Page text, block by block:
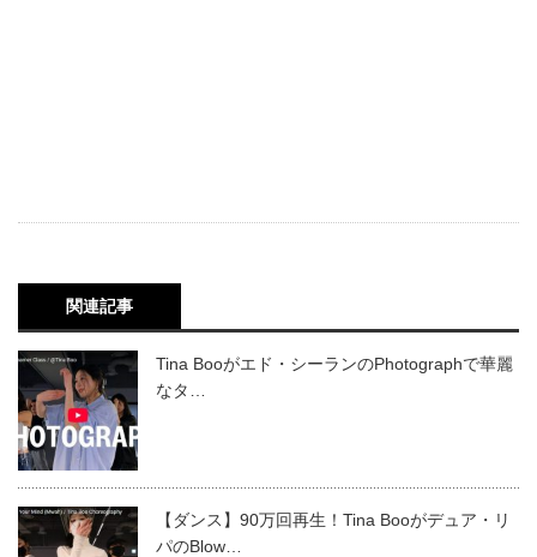
関連記事
Tina Booがエド・シーランのPhotographで華麗
なタ…
【ダンス】90万回再生！Tina Booがデュア・リ
パのBlow…